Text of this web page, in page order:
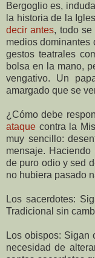
Bergoglio es,
la historia de la
decir antes, todo
medios dominantes
gestos teatrales
bolsa en la mano,
vengativo. Un
amargado que se
¿Cómo debe
ataque contra la
muy sencillo:
mensaje.
de puro odio y sed
no hubiera pasado
Los sacerdotes:
Tradicional sin
Los obispos: Sigan
necesidad de